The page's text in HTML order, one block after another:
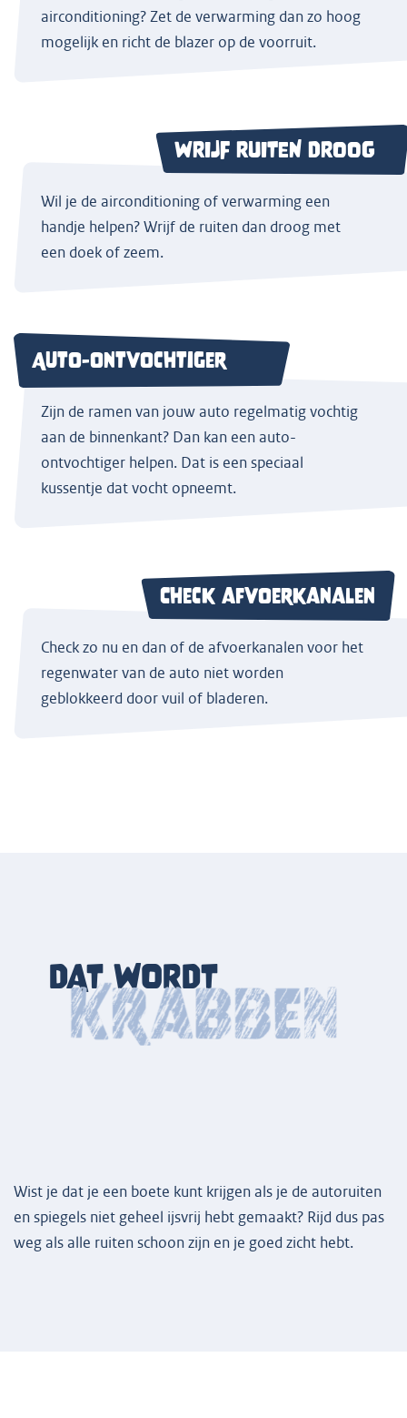
airconditioning? Zet de verwarming dan zo hoog
mogelijk en richt de blazer op de voorruit.
WRIJF RUITEN DROOG
Wil je de airconditioning of verwarming een
handje helpen? Wrijf de ruiten dan droog met
een doek of zeem.
Auto-ontvochtiger
Zijn de ramen van jouw auto regelmatig vochtig
aan de binnenkant? Dan kan een auto-
ontvochtiger helpen. Dat is een speciaal
kussentje dat vocht opneemt.
Check afvoerkanalen
Check zo nu en dan of de afvoerkanalen voor het
regenwater van de auto niet worden
geblokkeerd door vuil of bladeren.
DAT WORDT
Wist je dat je een boete kunt krijgen als je de autoruiten
en spiegels niet geheel ijsvrij hebt gemaakt? Rijd dus pas
weg als alle ruiten schoon zijn en je goed zicht hebt.